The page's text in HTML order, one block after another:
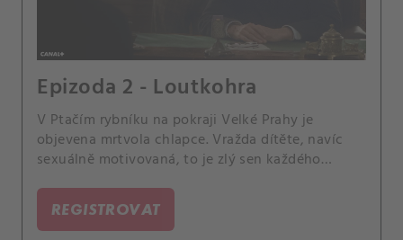
Epizoda 2 - Loutkohra
V Ptačím rybníku na pokraji Velké Prahy je
objevena mrtvola chlapce. Vražda dítěte, navíc
sexuálně motivovaná, to je zlý sen každého
REGISTROVAT